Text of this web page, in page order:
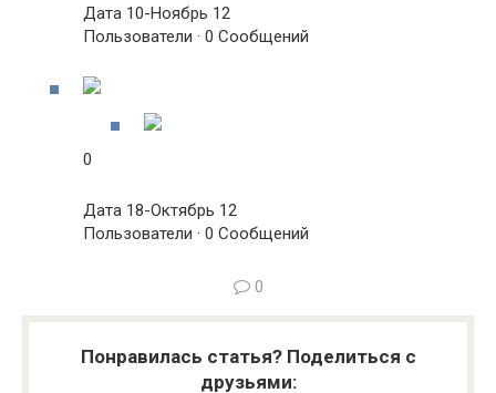
Дата 10-Ноябрь 12
Пользователи · 0 Сообщений
0
Дата 18-Октябрь 12
Пользователи · 0 Сообщений
0
Понравилась статья? Поделиться с
друзьями: